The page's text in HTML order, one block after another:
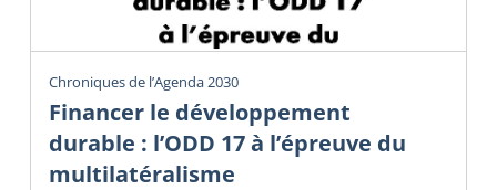
Chroniques de l’Agenda 2030
Financer le développement
durable : l’ODD 17 à l’épreuve du
multilatéralisme